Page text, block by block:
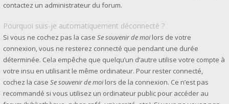
contactez un administrateur du forum.
Pourquoi suis-je automatiquement déconnecté ?
Si vous ne cochez pas la case Se souvenir de moilors de votre
connexion, vous ne resterez connecté que pendant une durée
déterminée. Cela empêche que quelqu’un d’autre utilise votre compte à
votre insu en utilisant le même ordinateur. Pour rester connecté,
cochez la case Se souvenir de moilors de la connexion. Ce n’est pas
recommandé si vous utilisez un ordinateur public pour accéder au